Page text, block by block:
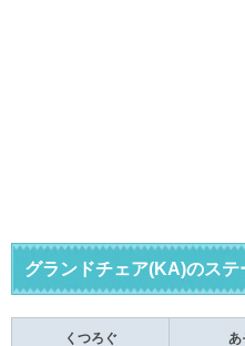
グランドチェア(KA)のステ
くつろぐ あ